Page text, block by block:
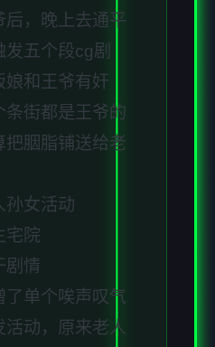
后，晚上去通平
五个段cg剧
娘和王爷有奸
条街都是王爷的
把胭脂铺送给老
孙女活动
宅院
剧情
了单个唉声叹气
活动，原来老人